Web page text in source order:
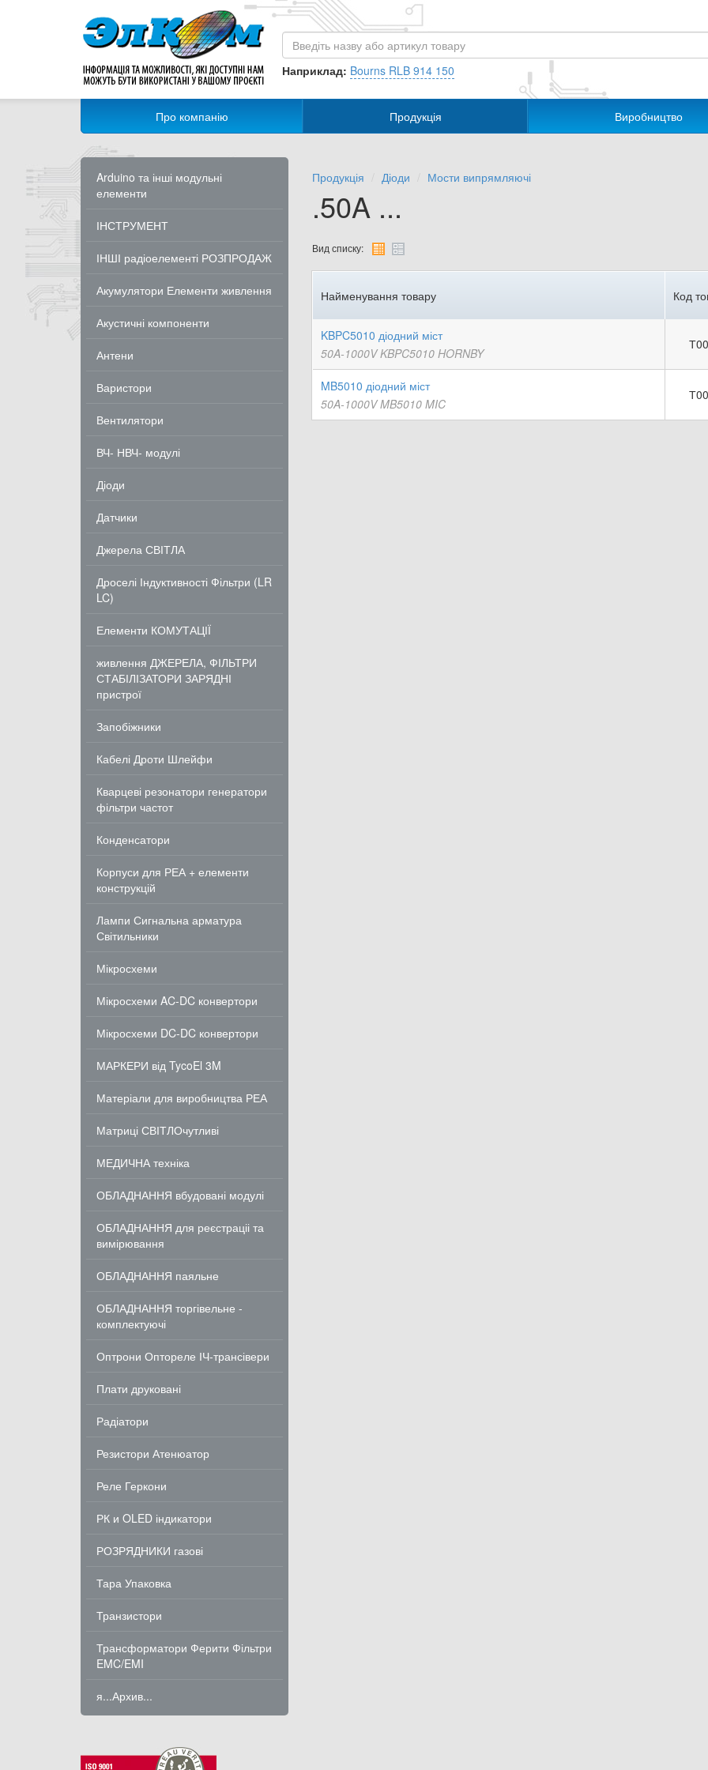
Наприклад: Bourns RLB 914 150
Про компанію Продукція Виробництво
Arduino та інші модульні
елементи
ІНСТРУМЕНТ
ІНШІ радіоелементі РОЗПРОДАЖ
Акумулятори Елементи живлення
Акустичні компоненти
Антени
Варистори
Вентилятори
ВЧ- НВЧ- модулі
Діоди
Датчики
Джерела СВІТЛА
Дроселі Індуктивності Фільтри (LR
LC)
Елементи КОМУТАЦІЇ
живлення ДЖЕРЕЛА, ФІЛЬТРИ
СТАБІЛІЗАТОРИ ЗАРЯДНІ
пристрої
Запобіжники
Кабелі Дроти Шлейфи
Кварцеві резонатори генератори
фільтри частот
Конденсатори
Корпуси для РЕА + елементи
конструкцій
Лампи Сигнальна арматура
Світильники
Мікросхеми
Мікросхеми AC-DC конвертори
Мікросхеми DC-DC конвертори
МАРКЕРИ від TycoEl 3M
Матеріали для виробництва РЕА
Матриці СВІТЛОчутливі
МЕДИЧНА техніка
ОБЛАДНАННЯ вбудовані модулі
ОБЛАДНАННЯ для реєстраціі та
вимірювання
ОБЛАДНАННЯ паяльне
ОБЛАДНАННЯ торгівельне -
комплектуючі
Оптрони Оптореле ІЧ-трансівери
Плати друковані
Радіатори
Резистори Атенюатор
Реле Геркони
РК и OLED індикатори
РОЗРЯДНИКИ газові
Тара Упаковка
Транзистори
Трансформатори Ферити Фільтри
EMC/EMI
я...Архив...
Продукція Діоди Мости випрямляючі
.50A ...
Вид списку:
Найменування товару Код
KBPC5010 діодний міст
50A-1000V KBPC5010 HORNBY
MB5010 діодний міст
50A-1000V MB5010 MIC